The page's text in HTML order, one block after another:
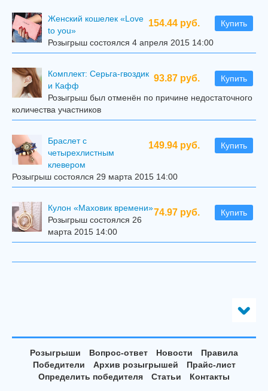
154.44 руб. Купить
Женский кошелек «Love
to you»
Розыгрыш состоялся 4 апреля 2015 14:00
93.87 руб. Купить
Комплект: Серьга-гвоздик
и Кафф
Розыгрыш был отменён по причине недостаточного
количества участников
149.94 руб. Купить
Браслет с
четырехлистным
клевером
Розыгрыш состоялся 29 марта 2015 14:00
74.97 руб. Купить
Кулон «Маховик времени»
Розыгрыш состоялся 26
марта 2015 14:00
Розыгрыши Вопрос-ответ Новости
Правила
Победители
Архив розыгрышей
Прайс-лист
Определить победителя
Статьи
Контакты